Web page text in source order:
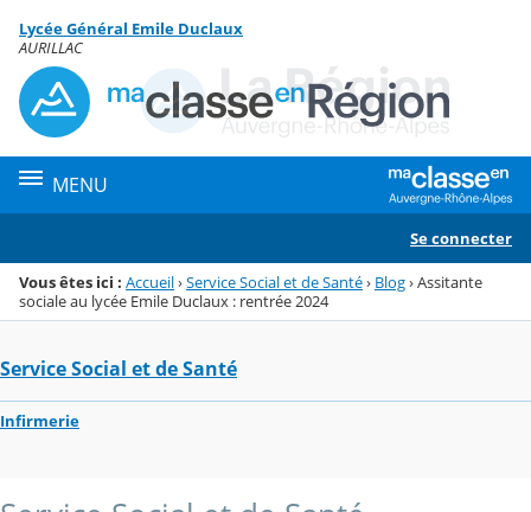
Menu de la rubrique
Contenu
Lycée Général Emile Duclaux
AURILLAC
MENU
Se connecter
Vous êtes ici : Accueil›Service Social et de Santé› Blog›Assitante
sociale au lycée Emile Duclaux : rentrée 2024
Service Social et de Santé
Infirmerie